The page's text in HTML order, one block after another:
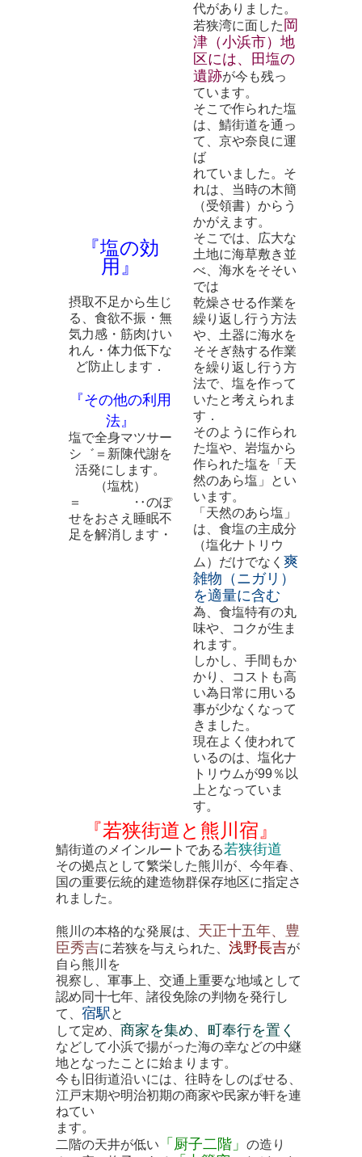
『塩の効
用』
摂取不足から生じ
る、食欲不振・無
気力感・筋肉けい
れん・体力低下な
ど防止します．
『その他の利用
法』
塩で全身マツサー
シ゛＝新陳代謝を
活発にします。
（塩枕）
＝ ‥のぽ
せをおさえ睡眠不
足を解消します・
代がありました。
若狭湾に面した 岡
津（小浜市）地
区には、田塩の
遺跡が今も残っ
ています。
そこで作られた塩
は、鯖街道を通っ
て、京や奈良に運
ば
れていました。そ
れは、当時の木簡
（受領書）からう
かがえます。
そこでは、広大な
土地に海草敷き並
べ、海水をそそい
では
乾燥させる作業を
繰り返し行う方法
や、土器に海水を
そそぎ熱する作業
を繰り返し行う方
法で、塩を作って
いたと考えられま
す．
そのように作られ
た塩や、岩塩から
作られた塩を「天
然のあら塩」とい
います。
「天然のあら塩」
は、食塩の主成分
（塩化ナトリウ
ム）だけでなく 爽
雑物（ニガリ）
を適量に含む
為、食塩特有の丸
味や、コクが生ま
れます。
しかし、手間もか
かり、コストも高
い為日常に用いる
事が少なくなって
きました。
現在よく使われて
いるのは、塩化ナ
トリウムが99％以
上となっていま
す。
『若狭街道と熊川宿』
鯖街道のメインルートである若狭街道
その拠点として繁栄した熊川 が、今年春、
国の重要伝統的建造物群保存地区に指定さ
れました。
熊川の本格的な発展は、 天正十五年、豊
臣秀吉に若狭を与えられた、 浅野長吉が
自ら熊川を
視察し、軍事上、交通上重要な地域として
認め同十七年、 諸役免除の判物を発行し
て、 宿駅 と
して定め、 商家を集め、町奉行を置く
などして小浜で揚がった海の幸などの中継
地となったことに始まります。
今も旧街道沿いには、往時をしのぱせる、
江戸末期や明治初期の商家や民家が軒を連
ねてい
ます。
二階の天井が低い
「厨子二階」 の造り